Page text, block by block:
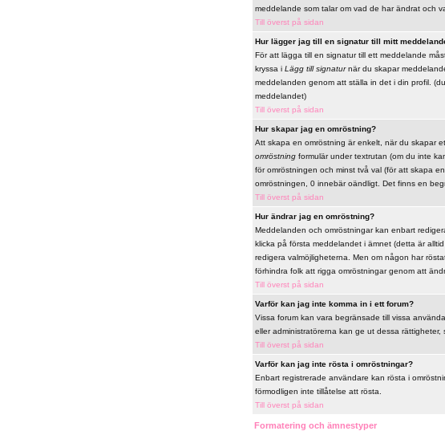
meddelande som talar om vad de har ändrat och
Till överst på sidan
Hur lägger jag till en signatur till mitt
För att lägga till en signatur till ett meddelande
kryssa i Lägg till signaturnär du skapar
meddelanden genom att ställa in det i din profil.
meddelandet)
Till överst på sidan
Hur skapar jag en omröstning?
Att skapa en omröstning är enkelt, när du skapar
omröstningformulär under textrutan (om du inte
för omröstningen och minst två val (för att skapa
omröstningen, 0 innebär oändligt. Det finns en
Till överst på sidan
Hur ändrar jag en omröstning?
Meddelanden och omröstningar kan enbart
klicka på första meddelandet i ämnet (detta är
redigera valmöjligheterna. Men om någon har
förhindra folk att rigga omröstningar genom att
Till överst på sidan
Varför kan jag inte komma in i ett forum?
Vissa forum kan vara begränsade till vissa
eller administratörerna kan ge ut dessa rättigheter,
Till överst på sidan
Varför kan jag inte rösta i omröstningar?
Enbart registrerade användare kan rösta i
förmodligen inte tillåtelse att rösta.
Till överst på sidan
Formatering och ämnestyper